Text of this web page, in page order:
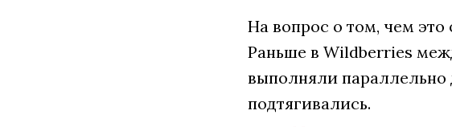
На вопрос о том, чем это
Раньше в Wildberries
выполняли параллельно
подтягивались.